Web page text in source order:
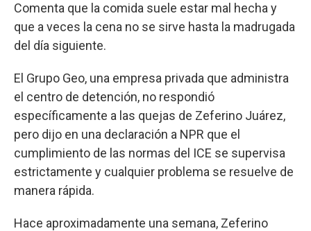
Comenta que la comida suele estar mal hecha y
que a veces la cena no se sirve hasta la madrugada
del día siguiente.
El Grupo Geo, una empresa privada que administra
el centro de detención, no respondió
específicamente a las quejas de Zeferino Juárez,
pero dijo en una declaración a NPR que el
cumplimiento de las normas del ICE se supervisa
estrictamente y cualquier problema se resuelve de
manera rápida.
Hace aproximadamente una semana, Zeferino